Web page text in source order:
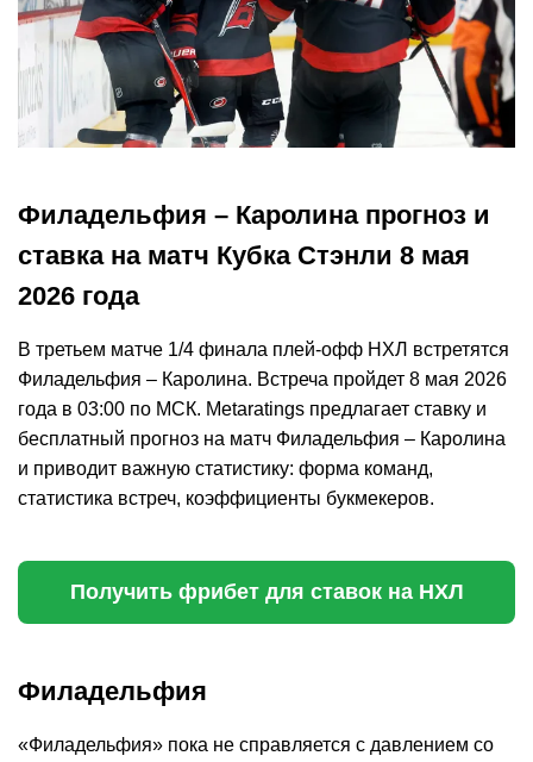
Филадельфия – Каролина прогноз и
ставка на матч Кубка Стэнли 8 мая
2026 года
В третьем матче 1/4 финала плей-офф НХЛ встретятся
Филадельфия – Каролина. Встреча пройдет 8 мая 2026
года в 03:00 по МСК. Metaratings предлагает ставку и
бесплатный прогноз на матч Филадельфия – Каролина
и приводит важную статистику: форма команд,
статистика встреч, коэффициенты букмекеров.
Получить фрибет для ставок на НХЛ
Филадельфия
«Филадельфия» пока не справляется с давлением со